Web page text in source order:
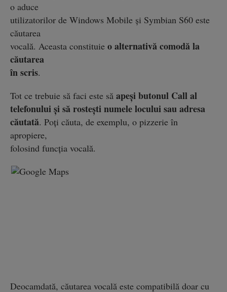
o aduce
utilizatorilor de Windows Mobile şi Symbian S60 este
căutarea
vocală. Aceasta constituie o alternativă comodă la
căutarea
în scris.
Tot ce trebuie să faci este să apeşi butonul Call al
telefonului şi să rosteşti numele locului sau adresa
căutată. Poţi căuta, de exemplu, o pizzerie în
apropiere,
folosind funcţia vocală.
Deocamdată, căutarea vocală este compatibilă doar cu